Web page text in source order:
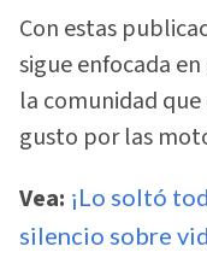
Con estas
sigue enfocada
la comunidad
gusto por las
Vea: ¡Lo soltó
silencio sobre